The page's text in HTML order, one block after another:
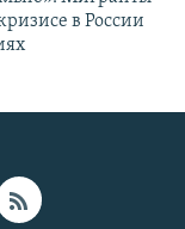
в России